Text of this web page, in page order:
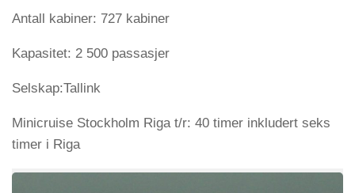
Antall kabiner: 727 kabiner
Kapasitet: 2 500 passasjer
Selskap:Tallink
Minicruise Stockholm Riga t/r: 40 timer inkludert seks
timer i Riga